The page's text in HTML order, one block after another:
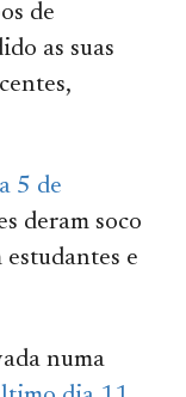
de
as suas
5 de
deram soco
estudantes e
numa